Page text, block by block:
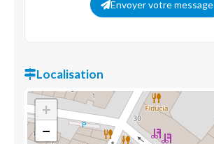
Envoyer votre message
Localisation
+
−